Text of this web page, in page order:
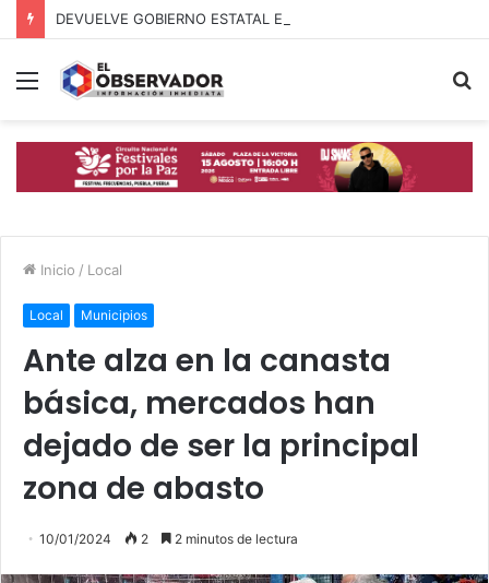
Menú
Inicio / Local
Local Municipios
Ante alza en la canasta
básica, mercados han
dejado de ser la principal
zona de abasto
10/01/2024 2 2 minutos de lectura